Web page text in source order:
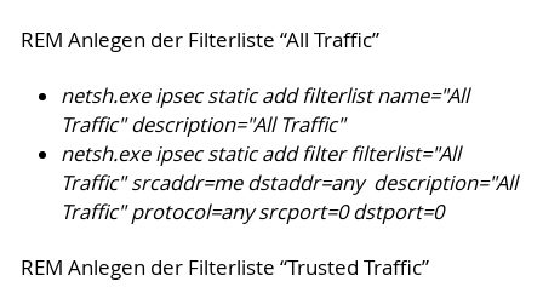
REM Anlegen der Filterliste “All Traffic”
netsh.exe ipsec static add filterlist name="All
Traffic" description="All Traffic"
netsh.exe ipsec static add filter filterlist="All
Traffic" srcaddr=me dstaddr=any description="All
Traffic" protocol=any srcport=0 dstport=0
REM Anlegen der Filterliste “Trusted Traffic”